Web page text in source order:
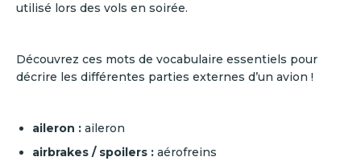
utilisé lors des vols en soirée.
Découvrez ces mots de vocabulaire essentiels pour
décrire les différentes parties externes d’un avion !
aileron : aileron
airbrakes / spoilers : aérofreins